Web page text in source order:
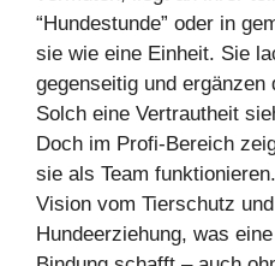
“Hundestunde” oder in
sie wie eine Einheit. Sie
gegenseitig und ergänzen
Solch eine Vertrautheit
Doch im Profi-Bereich
sie als Team
Vision vom Tierschutz
Hundeerziehung, was